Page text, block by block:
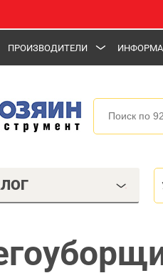
ПРОИЗВОДИТЕЛИ